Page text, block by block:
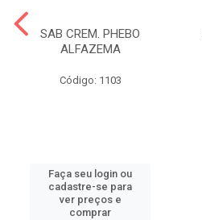
SAB CREM. PHEBO
ALFAZEMA
Código: 1103
Faça seu login ou
cadastre-se para
ver preços e
comprar